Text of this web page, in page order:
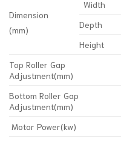
Dimension
(mm)
Width
Depth
Height
Top Roller Gap
Adjustment(mm)
Bottom Roller Gap
Adjustment(mm)
Motor Power(kw)